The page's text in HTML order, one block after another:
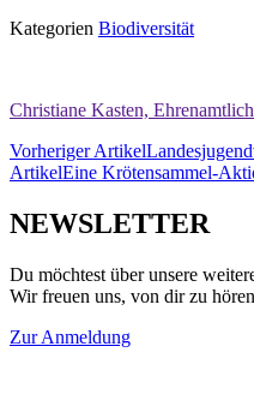
Kategorien Biodiversität
Christiane Kasten,
Vorheriger Artikel
ArtikelEine Krötensammel-
NEWSLETTER
Du möchtest über unsere
Wir freuen uns, von dir zu
Zur Anmeldung